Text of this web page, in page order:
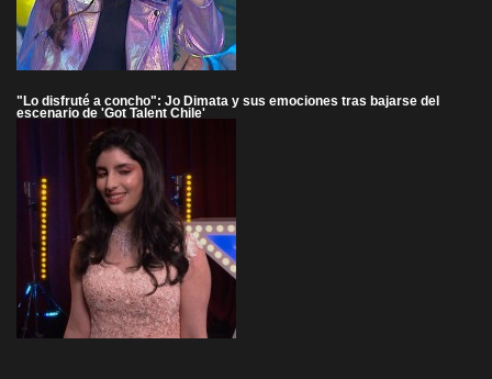
"Lo disfruté a concho": Jo Dimata y sus emociones tras bajarse del
escenario de 'Got Talent Chile'